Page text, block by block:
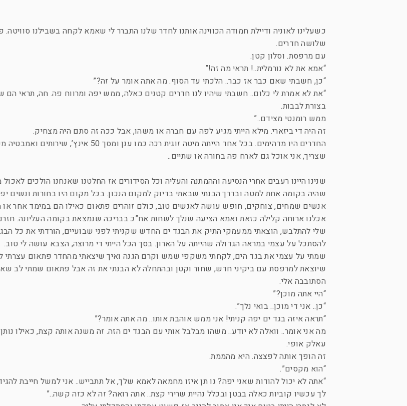
כשעלינו לאוניה ודיילת חמודה הכווינה אותנו לחדר שלנו התברר לי שאמא לקחה בשבילנו סוויטה.
שלושה חדרים.
עם מרפסת. וסלון קטן.
“אמא את לא נורמלית..! תראי מה זה!”
“כן, חשבתי שאם כבר אז כבר.. הלכתי עד הסוף. מה אתה אומר על זה?”
“את לא אמרת לי כלום.. חשבתי שיהיו לנו חדרים קטנים כאלה, ממש יפה ומרווח פה. חה, תראי הם
בצורת לבבות.
ממש רומנטי מצידם..”
זה היה די ביזארי. מילא הייתי מגיע לפה עם חברה או משהו, אבל ככה זה סתם היה מצחיק.
החדרים היו מדהימים. בכל אחד הייתה מיטה זוגית רכה כמו
שצריך, אני אוכל גם לארח פה בחורה או שתיים..
שנינו היינו רעבים אחרי הנסיעה וההמתנה והעליה וכל הסידורים אז החלטנו שאנחנו הולכים
שהיה בקומה אחת למטה ובדרך הבנתי שבאתי בדיוק למקום הנכון. בכל מקום היו בחורות ונשים
אנשים שמחים, צוחקים, חופש עושה לאנשים טוב, כולם זוהרים פתאום כאילו הם במימד אחר או
אכלנו ארוחה קלילה כזאת ואמא הציעה שנלך לשחות אח”כ בבריכה שנמצאת בקומה העליונה.
שלי להתלבש, הוצאתי ממעמקי התיק את הבגד ים החדש שקניתי לפני שבועיים, הורדתי את כל
להסתכל על עצמי במראה הגדולה שהייתה על הארון. בסך הכל הייתי די מרוצה, הצבא עושה לי טוב.
שמתי על עצמי את בגד הים, לקחתי משקפי שמש וקרם הגנה ואיך שיצאתי מהחדר פתאום
שיוצאת למרפסת עם ביקיני חדש, שחור וקטן ובהתחלה לא הבנתי את זה אבל פתאום שמתי לב
הסתובבה אלי.
“היי אתה מוכן?”
“כן.. אני די מוכן.. בואי נלך”.
“תראה איזה בגד ים יפה קניתי! אני ממש אוהבת אותו.. מה אתה אומר?”
מה אני אומר.. וואלה לא יודע.. משהו מבלבל אותי עם הבגד ים הזה. זה משנה אותה קצת, כאילו
עאלק אופי.
זה הופך אותה לפצצה. היא מהממת.
“הוא מקסים”.
“אתה לא יכול להודות שאני יפה? נו תן איזו מחמאה לאמא שלך, אל תתבייש.. אני למשל חייבת
לך עכשיו קוביות כאלה בבטן ובכלל נהיית שרירי קצת.. אתה רואה? זה לא כזה קשה..”